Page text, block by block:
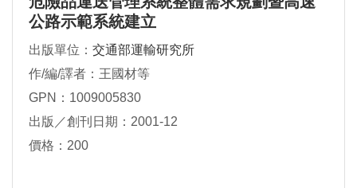
公路示範系統建立
出版單位： 交通部運輸研究所
作/編/譯者：王國材等
GPN：1009005830
出版／創刊日期：2001-12
價格：200